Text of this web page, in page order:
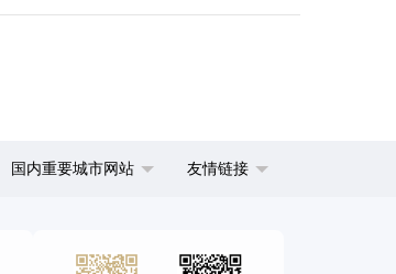
国内重要城市网站 友情链接